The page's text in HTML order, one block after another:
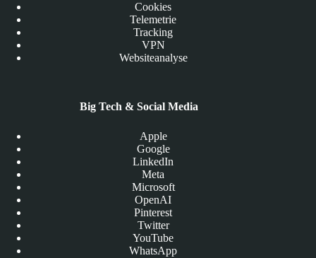
Cookies
Telemetrie
Tracking
VPN
Websiteanalyse
Big Tech & Social Media
Apple
Google
LinkedIn
Meta
Microsoft
OpenAI
Pinterest
Twitter
YouTube
WhatsApp